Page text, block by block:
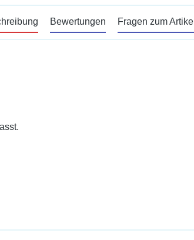
Bewertungen Fragen zum Artikel